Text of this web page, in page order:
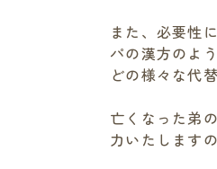
また、必要性
パの漢方のよ
どの様々な代
亡くなった弟
力いたします